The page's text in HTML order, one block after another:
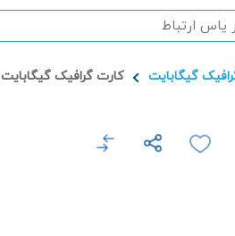
گیگابایت کارت گرافیک گیگابایت GeForce RTX 4070 Ti SUPER GAMING OC 16G GDDR6X